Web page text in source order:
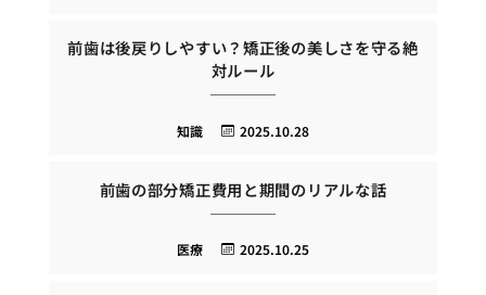
前歯は後戻りしやすい？矯正後の美しさを守る絶
対ルール
2025.10.28
知識
前歯の部分矯正費用と期間のリアルな話
2025.10.25
医療